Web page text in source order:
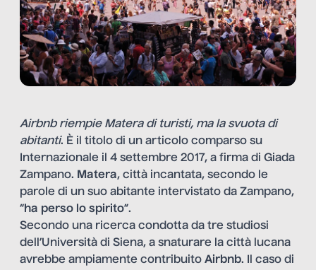
Airbnb riempie Matera di turisti, ma la svuota di
abitanti. È il titolo di un articolo comparso su
Internazionale il 4 settembre 2017, a firma di Giada
Zampano. Matera, città incantata, secondo le
parole di un suo abitante intervistato da Zampano,
“ha perso lo spirito”.
Secondo una ricerca condotta da tre studiosi
dell’Università di Siena, a snaturare la città lucana
avrebbe ampiamente contribuito Airbnb. Il caso di